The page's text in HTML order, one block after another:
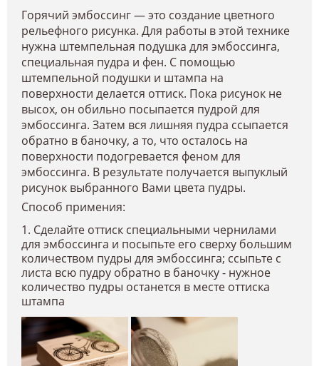
Горячий эмбоссинг — это создание цветного
рельефного рисунка. Для работы в этой технике
нужна штемпельная подушка для эмбоссинга,
специальная пудра и фен. С помощью
штемпельной подушки и штампа на
поверхности делается оттиск. Пока рисунок не
высох, он обильно посыпается пудрой для
эмбоссинга. Затем вся лишняя пудра ссыпается
обратно в баночку, а то, что осталось на
поверхности подогревается феном для
эмбоссинга. В результате получается выпуклый
рисунок выбранного Вами цвета пудры.
Способ примения:
1. Сделайте оттиск специальными чернилами
для эмбоссинга и посыпьте его сверху большим
количеством пудры для эмбоссинга; ссыпьте с
листа всю пудру обратно в баночку - нужное
количество пудры останется в месте оттиска
штампа